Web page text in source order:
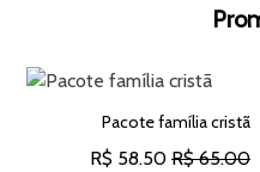
Pacote família cristã
R$ 58.50 R$ 65.00